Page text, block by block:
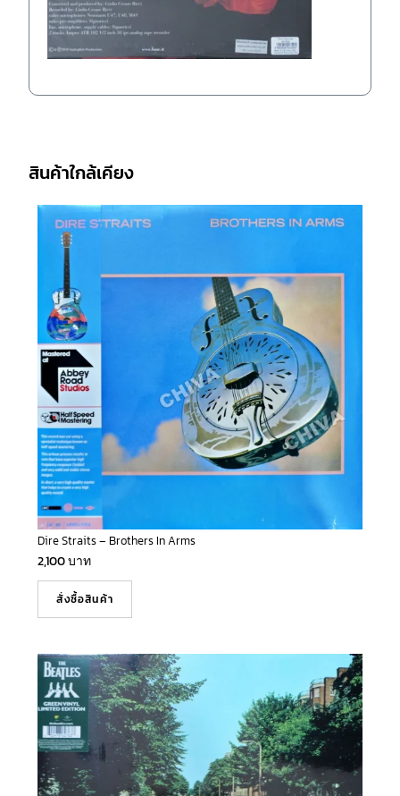
สินค้าใกล้เคียง
Dire Straits – Brothers In Arms
2,100บาท
สั่งซื้อสินค้า